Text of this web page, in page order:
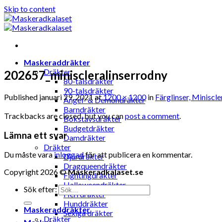
Skip to content
Maskeraddräkter
Dräkter
80-talsdräkter
90-talsdräkter
Ängel- & Demondräkter
Barndräkter
Bokstavsdräkter
Budgetdräkter
Damdräkter
Dräkter
Djurdräkter
Dragqueendräkter
Fightingdräkter
Halloweendräkter
Herrdräkter
Hunddräkter
Sexiga dräkter
202657_miniscleralinserrodny
Published januari 29, 2021at1200 × 1200in Färglinser,
Trackbacks are closed, but you canpost a comment.
Lämna ett svar
Du måste vara inloggadför att publicera en kommentar.
Copyright 2026 ©Maskeradkalaset.se
Sök efter:
Maskeraddräkter
Dräkter